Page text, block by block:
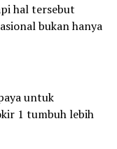
hal tersebut
bukan hanya
untuk
1 tumbuh lebih